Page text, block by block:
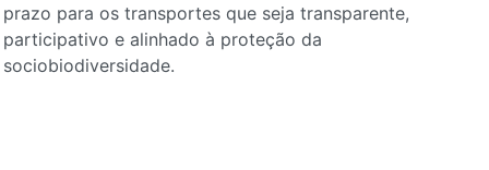
prazo para os transportes que seja transparente,
participativo e alinhado à proteção da
sociobiodiversidade.